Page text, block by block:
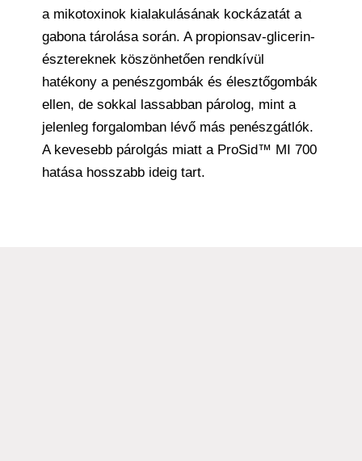
a mikotoxinok kialakulásának kockázatát a
gabona tárolása során. A propionsav-glicerin-
észtereknek köszönhetően rendkívül
hatékony a penészgombák és élesztőgombák
ellen, de sokkal lassabban párolog, mint a
jelenleg forgalomban lévő más penészgátlók.
A kevesebb párolgás miatt a ProSid™ MI 700
hatása hosszabb ideig tart.